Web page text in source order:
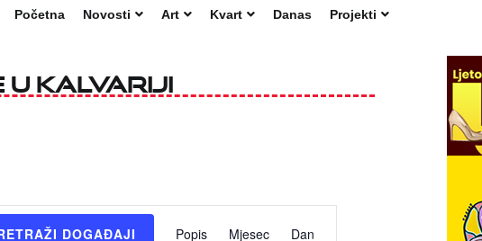
Početna
Novosti Art Kvart Danas Projekti
u Kalvariji
DOGAĐAJI Popis Mjesec Dan